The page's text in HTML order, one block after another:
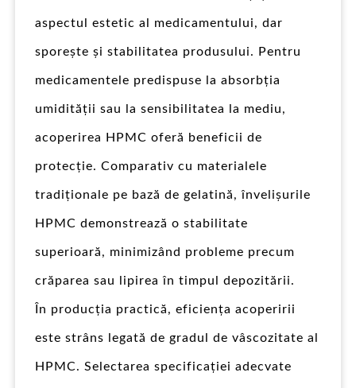
aspectul estetic al medicamentului, dar
sporește și stabilitatea produsului. Pentru
medicamentele predispuse la absorbția
umidității sau la sensibilitatea la mediu,
acoperirea HPMC oferă beneficii de
protecție. Comparativ cu materialele
tradiționale pe bază de gelatină, învelișurile
HPMC demonstrează o stabilitate
superioară, minimizând probleme precum
crăparea sau lipirea în timpul depozitării.
În producția practică, eficiența acoperirii
este strâns legată de gradul de vâscozitate al
HPMC. Selectarea specificației adecvate